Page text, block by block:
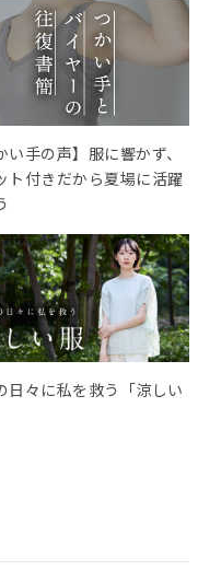
い手の声】服に響かず、
ト付きだから夏場に活躍
日々に私を救う「涼しい